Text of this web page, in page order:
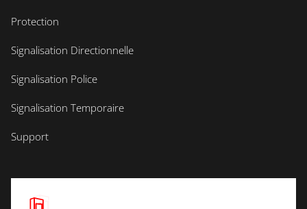
Protection
Signalisation Directionnelle
Signalisation Police
Signalisation Temporaire
Support